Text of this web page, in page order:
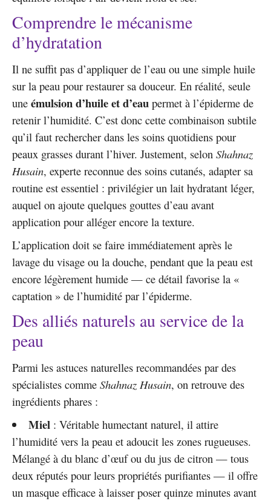
Comprendre le mécanisme
d’hydratation
Il ne suffit pas d’appliquer de l’eau ou une simple huile
sur la peau pour restaurer sa douceur. En réalité, seule
une émulsion d’huile et d’eau permet à l’épiderme de
retenir l’humidité. C’est donc cette combinaison subtile
qu’il faut rechercher dans les soins quotidiens pour
peaux grasses durant l’hiver. Justement, selon Shahnaz
Husain, experte reconnue des soins cutanés, adapter sa
routine est essentiel : privilégier un lait hydratant léger,
auquel on ajoute quelques gouttes d’eau avant
application pour alléger encore la texture.
L’application doit se faire immédiatement après le
lavage du visage ou la douche, pendant que la peau est
encore légèrement humide — ce détail favorise la «
captation » de l’humidité par l’épiderme.
Des alliés naturels au service de la
peau
Parmi les astuces naturelles recommandées par des
spécialistes comme Shahnaz Husain, on retrouve des
ingrédients phares :
Miel: Véritable humectant naturel, il attire
l’humidité vers la peau et adoucit les zones rugueuses.
Mélangé à du blanc d’œuf ou du jus de citron — tous
deux réputés pour leurs propriétés purifiantes — il offre
un masque efficace à laisser poser quinze minutes avant